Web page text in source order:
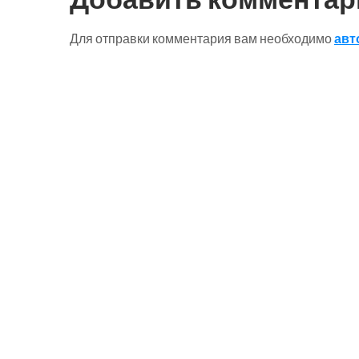
Для отправки комментария вам необходимо